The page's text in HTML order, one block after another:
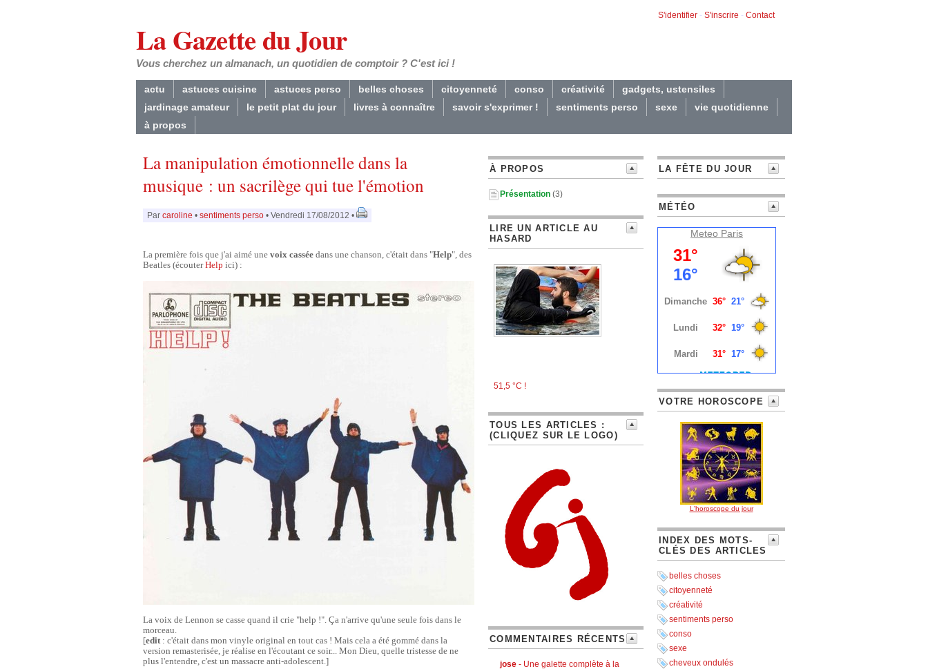
S'identifier - S'inscrire - Contact
La Gazette du Jour
Vous cherchez un almanach, un quotidien de comptoir ? C'est ici !
actu astuces cuisine astuces perso belles choses citoyenneté conso créativité
gadgets, ustensiles
jardinage amateur
le petit plat du jour livres à connaître savoir s'exprimer ! sentiments perso sexe
vie quotidienne
à propos
La manipulation émotionnelle dans la
musique : un sacrilège qui tue l'émotion
Par caroline • sentiments perso • Vendredi 17/08/2012 •
La première fois que j'ai aimé une voix cassée dans une chanson, c'était dans "Help", des
Beatles (écouterHelp ici) :
La voix de Lennon se casse quand il crie "help !". Ça n'arrive qu'une seule fois dans le
morceau.
[edit : c'était dans mon vinyle original en tout cas ! Mais cela a été gommé dans la
version remasterisée, je réalise en l'écoutant ce soir... Mon Dieu, quelle tristesse de ne
plus l'entendre, c'est un massacre anti-adolescent.]
À PROPOS
Présentation (3)
LIRE UN ARTICLE AU
HASARD
51,5 °C !
TOUS LES ARTICLES :
(CLIQUEZ SUR LE LOGO)
COMMENTAIRES RÉCENTS
jose - Une galette complète à la
LA FÊTE DU JOUR
MÉTÉO
Meteo Paris
VOTRE HOROSCOPE
L'horoscope du jour
INDEX DES MOTS-
CLÉS DES ARTICLES
belles choses
citoyenneté
créativité
sentiments perso
conso
sexe
cheveux ondulés